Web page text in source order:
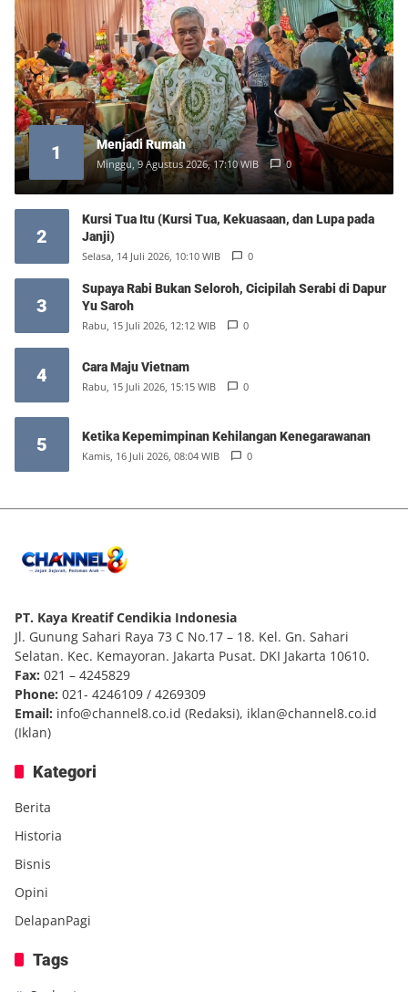
1 Menjadi Rumah
Minggu, 9 Agustus 2026, 17:10 WIB 0
2
Kursi Tua Itu (Kursi Tua, Kekuasaan, dan Lupa pada
Janji)
Selasa, 14 Juli 2026, 10:10 WIB 0
3
Supaya Rabi Bukan Seloroh, Cicipilah Serabi di Dapur
Yu Saroh
Rabu, 15 Juli 2026, 12:12 WIB 0
4 Cara Maju Vietnam
Rabu, 15 Juli 2026, 15:15 WIB 0
5 Ketika Kepemimpinan Kehilangan Kenegarawanan
Kamis, 16 Juli 2026, 08:04 WIB 0
PT. Kaya Kreatif Cendikia Indonesia
Jl. Gunung Sahari Raya 73 C No.17 – 18. Kel. Gn. Sahari
Selatan. Kec. Kemayoran. Jakarta Pusat. DKI Jakarta 10610.
Fax: 021 – 4245829
Phone: 021- 4246109 / 4269309
Email: info@channel8.co.id (Redaksi), iklan@channel8.co.id
(Iklan)
Kategori
Berita
Historia
Bisnis
Opini
DelapanPagi
Tags